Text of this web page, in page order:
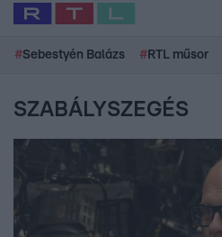
#Sebestyén Balázs # RTL műsor
SZABÁLYSZEGÉS